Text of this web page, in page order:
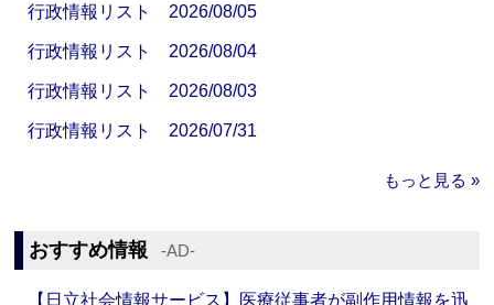
行政情報リスト 2026/08/05
行政情報リスト 2026/08/04
行政情報リスト 2026/08/03
行政情報リスト 2026/07/31
もっと見る »
おすすめ情報 ‐AD‐
【日立社会情報サービス】医療従事者が副作用情報を迅